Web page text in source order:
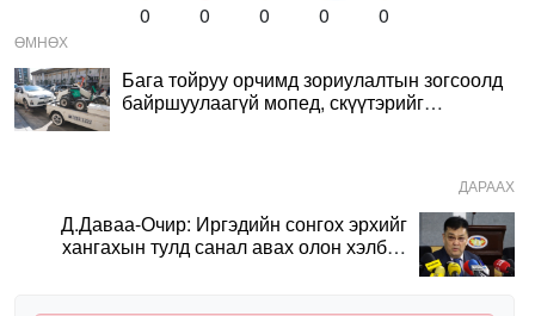
0 0 0 0 0
ӨМНӨХ
Бага тойруу орчимд зориулалтын зогсоолд
байршуулаагүй мопед, скүүтэрийг
ДАРААХ
Д.Даваа-Очир: Иргэдийн сонгох эрхийг
хангахын тулд санал авах олон хэлбэр